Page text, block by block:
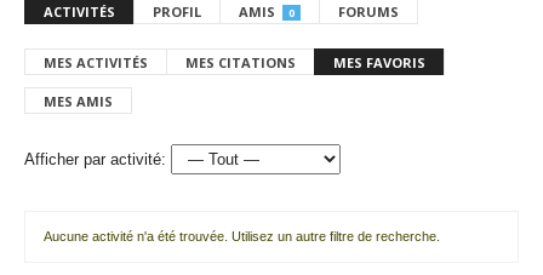
ACTIVITÉS PROFIL AMIS 0 FORUMS
MES ACTIVITÉS MES CITATIONS MES FAVORIS
MES AMIS
Afficher par activité:
Aucune activité n'a été trouvée. Utilisez un autre filtre de recherche.